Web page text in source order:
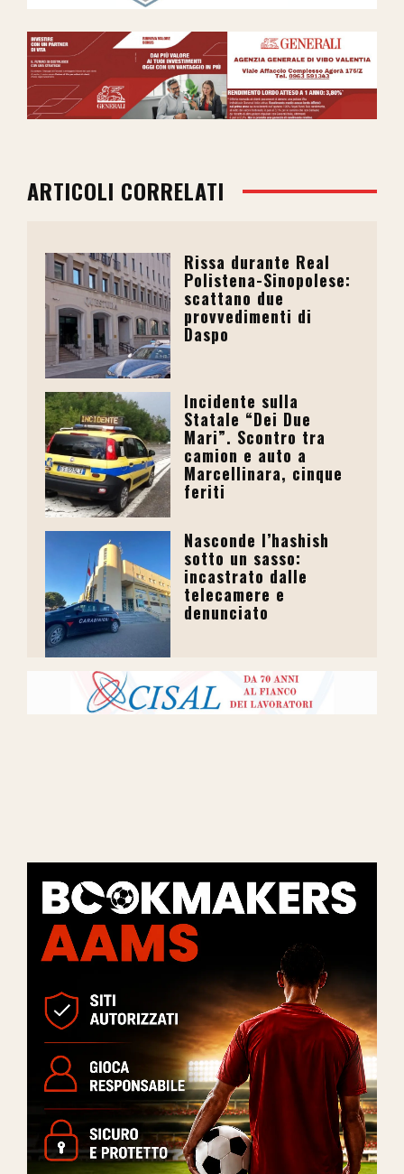
ARTICOLI CORRELATI
Rissa durante Real
Polistena-Sinopolese:
scattano due
provvedimenti di
Daspo
Incidente sulla
Statale “Dei Due
Mari”. Scontro tra
camion e auto a
Marcellinara, cinque
feriti
Nasconde l’hashish
sotto un sasso:
incastrato dalle
telecamere e
denunciato